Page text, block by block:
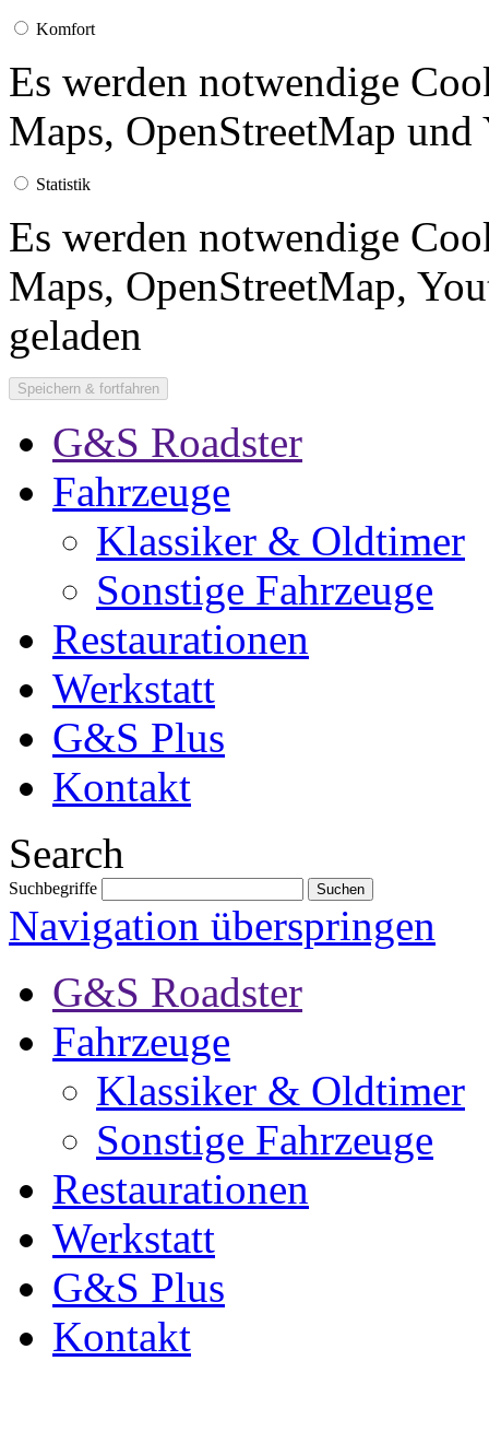
Komfort
Es werden notwendige
Maps, OpenStreetMap und
Statistik
Es werden notwendige
Maps, OpenStreetMap,
geladen
G&S Roadster
Fahrzeuge
Klassiker & Oldtimer
Sonstige Fahrzeuge
Restaurationen
Werkstatt
G&S Plus
Kontakt
Search
Suchbegriffe
Navigation überspringen
G&S Roadster
Fahrzeuge
Klassiker & Oldtimer
Sonstige Fahrzeuge
Restaurationen
Werkstatt
G&S Plus
Kontakt